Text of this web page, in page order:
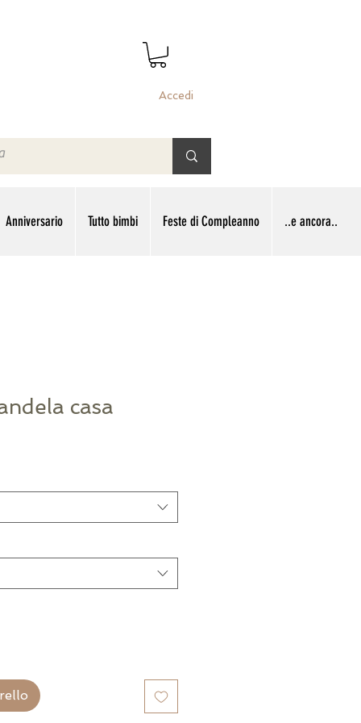
Accedi
Anniversario Tutto bimbi Feste di Compleanno ..e ancora..
casa